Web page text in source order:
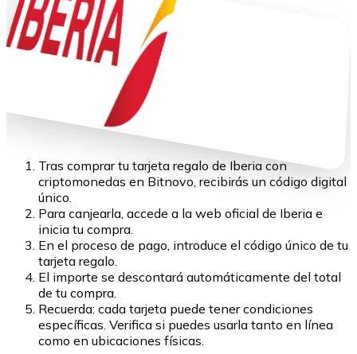
Tras comprar tu tarjeta regalo de Iberia con
criptomonedas en Bitnovo, recibirás un código digital
único.
Para canjearla, accede a la web oficial de Iberia e
inicia tu compra.
En el proceso de pago, introduce el código único de tu
tarjeta regalo.
El importe se descontará automáticamente del total
de tu compra.
Recuerda: cada tarjeta puede tener condiciones
específicas. Verifica si puedes usarla tanto en línea
como en ubicaciones físicas.